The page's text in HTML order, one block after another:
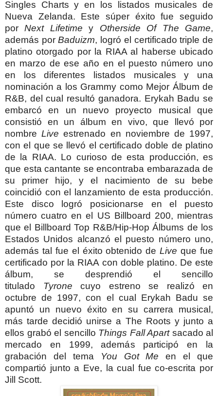
Singles Charts y en los listados musicales de
Nueva Zelanda.
Este súper éxito fue seguido
porNext Lifetime y Otherside Of The Game,
además porBaduizm, logró el certificado triple de
platino otorgado por la RIAA al haberse ubicado
en marzo de ese año en el puesto número uno
en los diferentes listados musicales y una
nominación a los Grammy como Mejor Álbum de
R&B, del cual resultó ganadora. Erykah Badu se
embarcó en un nuevo proyecto musical que
consistió en un álbum en vivo, que llevó por
nombreLive estrenado en noviembre de 1997,
con el que se llevó el certificado doble de platino
de la RIAA. Lo curioso de esta producción, es
que esta cantante se encontraba embarazada de
su primer hijo, y el nacimiento de su bebe
coincidió con el lanzamiento de esta producción.
Este disco logró posicionarse en el puesto
número cuatro en el US Billboard 200, mientras
que el Billboard Top R&B/Hip-Hop Álbums de los
Estados Unidos alcanzó el puesto número uno,
además tal fue el éxito obtenido deLive que fue
certificado por la RIAA con doble platino. De este
álbum, se desprendió el sencillo
titulado Tyrone cuyo estreno se realizó en
octubre de 1997, con el cual Erykah Badu se
apuntó un nuevo éxito en su carrera musical,
más tarde decidió unirse a The Roots y junto a
ellos grabó el sencillo Things Fall Apartsacado al
mercado en 1999, además participó en la
grabación del tema
You Got Me en el que
compartió junto a Eve, la cual fue co-escrita por
Jill Scott.